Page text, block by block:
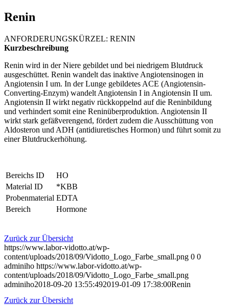
Renin
ANFORDERUNGSKÜRZEL: RENIN
Kurzbeschreibung
Renin wird in der Niere gebildet und bei niedrigem Blutdruck
ausgeschüttet. Renin wandelt das inaktive Angiotensinogen in
Angiotensin I um. In der Lunge gebildetes ACE (Angiotensin-
Converting-Enzym) wandelt Angiotensin I in Angiotensin II um.
Angiotensin II wirkt negativ rückkoppelnd auf die Reninbildung
und verhindert somit eine Reninüberproduktion. Angiotensin II
wirkt stark gefäßverengend, fördert zudem die Ausschüttung von
Aldosteron und ADH (antidiuretisches Hormon) und führt somit zu
einer Blutdruckerhöhung.
Bereichs ID
HO
Material ID
*KBB
Probenmaterial EDTA
Bereich
Hormone
Zurück zur Übersicht
https://www.labor-vidotto.at/wp-
content/uploads/2018/09/Vidotto_Logo_Farbe_small.png 0 0
adminiho https://www.labor-vidotto.at/wp-
content/uploads/2018/09/Vidotto_Logo_Farbe_small.png
adminiho2018-09-20 13:55:492019-01-09 17:38:00Renin
Zurück zur Übersicht